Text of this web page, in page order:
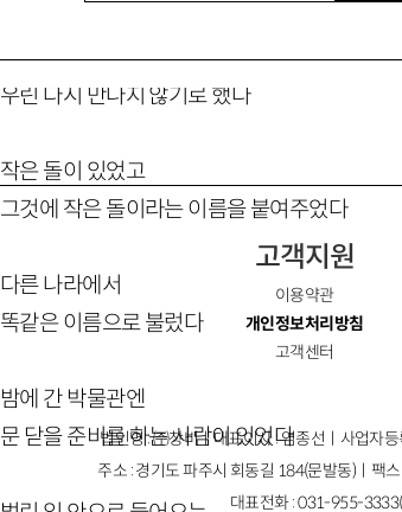
우린 다시 만나지 않기로 했다
작은 돌이 있었고
그것에 작은 돌이라는 이름을 붙여주었다
다른 나라에서
똑같은 이름으로 불렀다
밤에 간 박물관엔
문 닫을 준비를 하는 사람이 있었다
고객지원
이용약관
개인정보처리방침
고객센터
법인명 : ㈜창비ㅣ대표이사 : 염종선ㅣ사업
주소 : 경기도 파주시 회동길 184(문발동)ㅣ팩
대표전화 : 031-955-